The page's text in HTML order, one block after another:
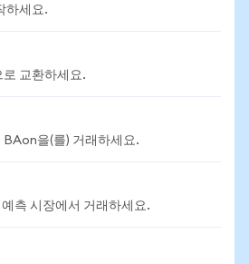
하세요.
로 교환하세요.
BAon을(를) 거래하세요.
측 시장에서 거래하세요.